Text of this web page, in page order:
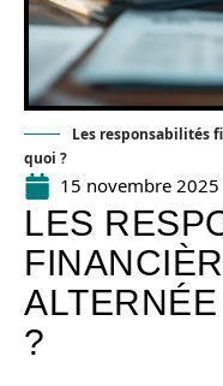
Les responsabilités
quoi ?
15 novembre 2025
LES
?